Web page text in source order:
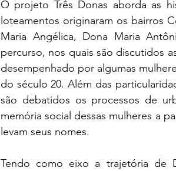
O projeto Três Donas aborda as
loteamentos originaram os bairros
Maria Angélica, Dona Maria
percurso, nos quais são discutidos
desempenhado por algumas
do século 20. Além das
são debatidos os processos de
memória social dessas mulheres a
levam seus nomes.
Tendo como eixo a trajetória de